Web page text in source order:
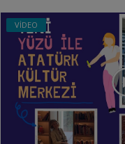
VİDEO